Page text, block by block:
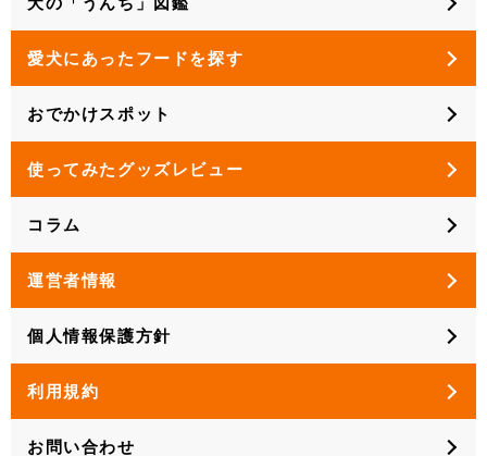
愛犬にあったフードを探す
おでかけスポット
使ってみたグッズレビュー
コラム
運営者情報
個人情報保護方針
利用規約
お問い合わせ